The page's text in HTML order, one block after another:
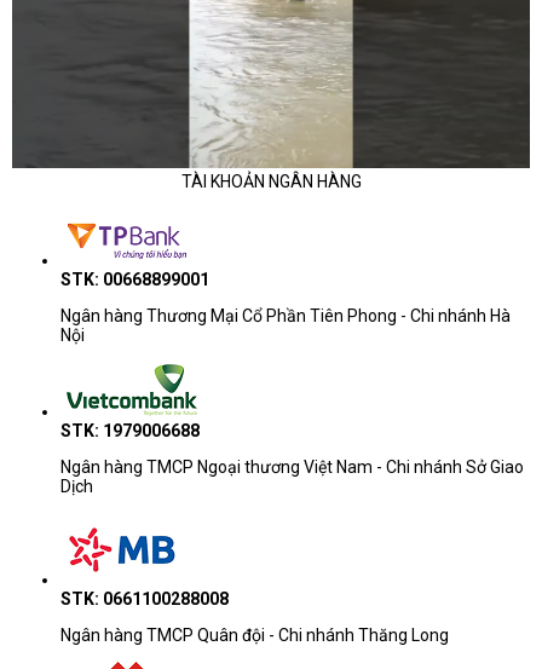
TÀI KHOẢN NGÂN HÀNG
STK: 00668899001
Ngân hàng Thương Mại Cổ Phần Tiên Phong - Chi nhánh Hà
Nội
STK: 1979006688
Ngân hàng TMCP Ngoại thương Việt Nam - Chi nhánh Sở Giao
Dịch
STK: 0661100288008
Ngân hàng TMCP Quân đội - Chi nhánh Thăng Long